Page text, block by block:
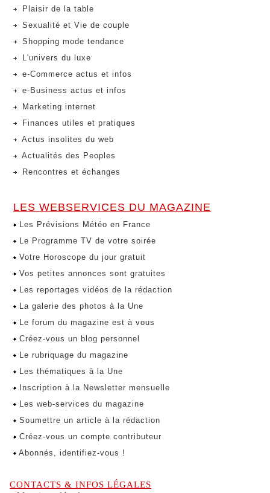
Plaisir de la table
Sexualité et Vie de couple
Shopping mode tendance
L'univers du luxe
e-Commerce actus et infos
e-Business actus et infos
Marketing internet
Finances utiles et pratiques
Actus insolites du web
Actualités des Peoples
Rencontres et échanges
LES WEBSERVICES DU MAGAZINE
Les Prévisions Météo en France
Le Programme TV de votre soirée
Votre Horoscope du jour gratuit
Vos petites annonces sont gratuites
Les reportages vidéos de la rédaction
La galerie des photos à la Une
Le forum du magazine est à vous
Créez-vous un blog personnel
Le rubriquage du magazine
Les thématiques à la Une
Inscription à la Newsletter mensuelle
Les web-services du magazine
Soumettre un article à la rédaction
Créez-vous un compte contributeur
Abonnés, identifiez-vous !
CONTACTS & INFOS LÉGALES